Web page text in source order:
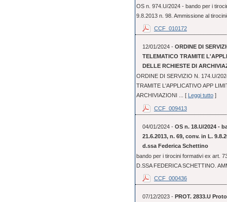
OS n. 974.U/2024 - bando per i
9.8.2013 n. 98. Ammissione al
CCF_010172
12/01/2024 - ORDINE DI
TELEMATICO TRAMITE
DELLE RCHIESTE DI
ORDINE DI SERVIZIO N. 174.U/
TRAMITE L'APPLICATIVO APP
ARCHIVIAZIONI ... [ Leggi tutto]
CCF_009413
04/01/2024 - OS n. 18.U/2024 -
21.6.2013, n. 69, conv. in L.
d.ssa Federica Schettino
bando per i tirocini formativi ex art.
D.SSA FEDERICA SCHETTINO.
CCF_000436
07/12/2023 - PROT. 2833.U